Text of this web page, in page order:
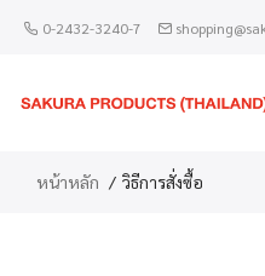
0-2432-3240-7
หน้าหลัก วิธีการสั่งซื้อ